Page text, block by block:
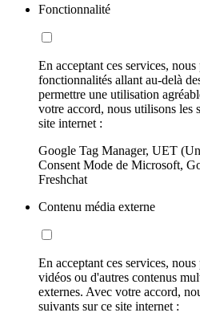
Fonctionnalité
En acceptant ces services,
fonctionnalités allant au-delà
permettre une utilisation
votre accord, nous utilisons les
site internet :
Google Tag Manager, UET
Consent Mode de Microsoft,
Freshchat
Contenu média externe
En acceptant ces services,
vidéos ou d'autres contenus
externes. Avec votre accord,
suivants sur ce site internet :